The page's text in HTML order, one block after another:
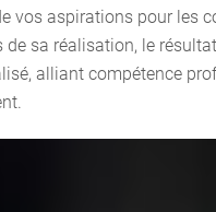
vos aspirations pour les
de sa réalisation, le
alliant compétence